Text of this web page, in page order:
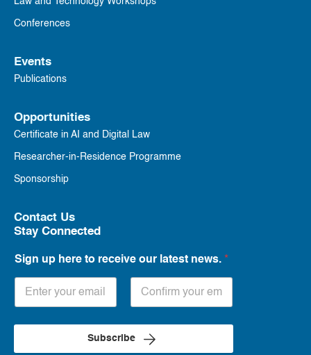
Conferences
Events
Publications
Opportunities
Certificate in AI and Digital Law
Researcher-in-Residence Programme
Sponsorship
Contact Us
Stay Connected
Sign up here to receive our latest news. *
Subscribe